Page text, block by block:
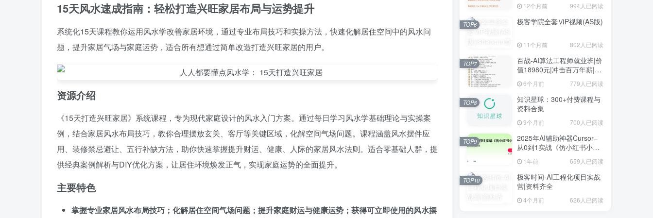
15天风水速成指南：轻松打造兴旺家居布局与运势提升
系统化15天课程教你运用风水学改善家居环境，通过专业布局技巧和实操方法，快速化解居住空间中的风水问
题，提升家居气场与家庭运势，适合所有想通过简单改造打造兴旺家居的用户。
资源介绍
《15天打造兴旺家居》系统课程，专为现代家庭设计的风水入门方案。通过每日学习风水学基础理论与实操案
例，结合家居风水布局技巧，教你合理摆放玄关、客厅等关键区域，化解空间气场问题。课程涵盖风水摆件应
用、装修禁忌避让、五行补缺方法，助你快速掌握提升财运、健康、人际的家居风水法则。适合零基础人群，提
供经典案例解析与DIY优化方案，让居住环境焕发正气，实现家庭运势的全面提升。
主要特色
掌握专业家居风水布局技巧；化解居住空间气场问题；提升家庭财运与健康运势；获得可立即使用的风水摆
12个月前 994人已阅读
极客学院全套ⅥP视频(AS版)
11个月前 802人已阅读
TOP6
百战-AI算法工程师就业班|价
值18980元|冲击百万年薪|完
结无秘
6个月前 779人已阅读
TOP7
知识星球：300+付费课程与
资料合集
9个月前 700人已阅读
TOP8
2025年AI辅助神器Cursor–
从0到1实战《仿小红书小程
序》1年前 659人已阅读
TOP9
极客时间-AI工程化项目实战
营|资料齐全
4个月前 626人已阅读
TOP10